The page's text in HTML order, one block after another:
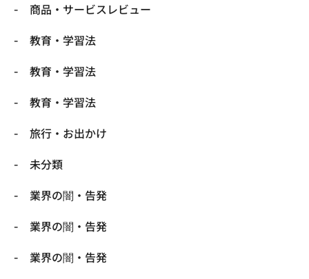
商品・サービスレビュー
教育・学習法
教育・学習法
教育・学習法
旅行・お出かけ
未分類
業界の闇・告発
業界の闇・告発
業界の闇・告発